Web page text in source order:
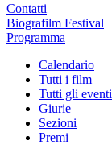
Contatti
Biografilm Festival
Programma
Calendario
Tutti i film
Tutti gli eventi
Giurie
Sezioni
Premi